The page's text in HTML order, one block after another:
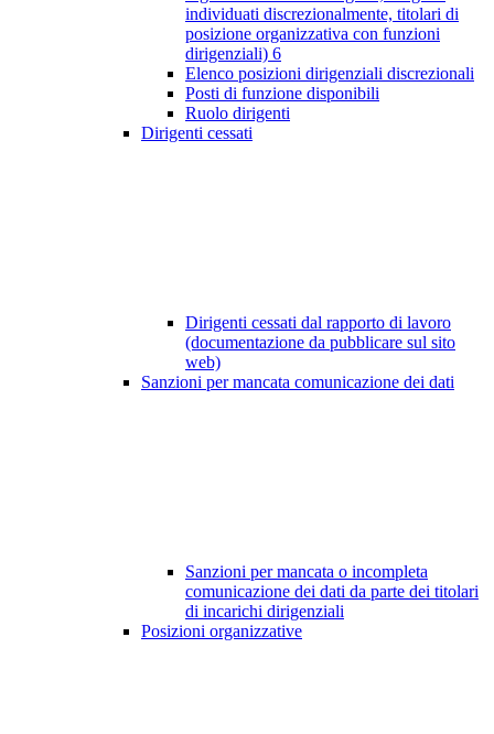
individuati discrezionalmente, titolari di
posizione organizzativa con funzioni
dirigenziali) 6
Elenco posizioni dirigenziali discrezionali
Posti di funzione disponibili
Ruolo dirigenti
Dirigenti cessati
Dirigenti cessati dal rapporto di lavoro
(documentazione da pubblicare sul sito
web)
Sanzioni per mancata comunicazione dei dati
Sanzioni per mancata o incompleta
comunicazione dei dati da parte dei titolari
di incarichi dirigenziali
Posizioni organizzative